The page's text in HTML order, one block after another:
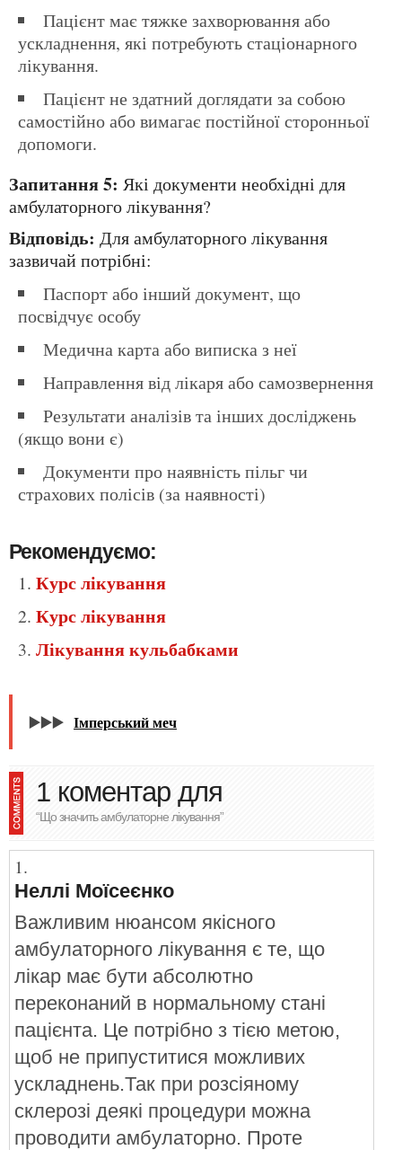
Пацієнт має тяжке захворювання або
ускладнення, які потребують стаціонарного
лікування.
Пацієнт не здатний доглядати за собою
самостійно або вимагає постійної сторонньої
допомоги.
Запитання 5: Які документи необхідні для
амбулаторного лікування?
Відповідь: Для амбулаторного лікування
зазвичай потрібні:
Паспорт або інший документ, що
посвідчує особу
Медична карта або виписка з неї
Направлення від лікаря або самозвернення
Результати аналізів та інших досліджень
(якщо вони є)
Документи про наявність пільг чи
страхових полісів (за наявності)
Рекомендуємо:
Курс лікування
Курс лікування
Лікування кульбабками
▶️▶️▶️ Імперський меч
1 коментар для
“Що значить амбулаторне лікування”
Неллі Моїсеєнко
Важливим нюансом якісного
амбулаторного лікування є те, що
лікар має бути абсолютно
переконаний в нормальному стані
пацієнта. Це потрібно з тією метою,
щоб не припуститися можливих
ускладнень.Так при розсіяному
склерозі деякі процедури можна
проводити амбулаторно. Проте